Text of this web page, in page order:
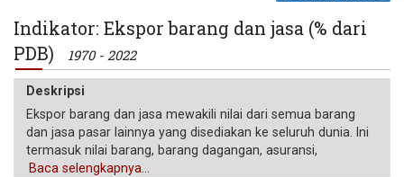
Indikator: Ekspor barang dan jasa (% dari
PDB)
1970 - 2022
Deskripsi
Ekspor barang dan jasa mewakili nilai dari semua barang
dan jasa pasar lainnya yang disediakan ke seluruh dunia. Ini
termasuk nilai barang, barang dagangan, asuransi,
transportasi, perjalanan, royalti, hak lisensi, dan layanan
Baca selengkapnya...